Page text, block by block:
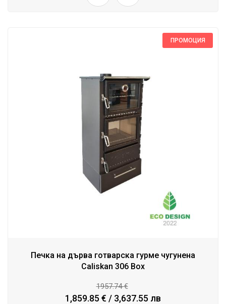
ПРОМОЦИЯ
Печка на дърва готварска гурме чугунена
Caliskan 306 Box
1957.74 €
1,859.85 € / 3,637.55 лв